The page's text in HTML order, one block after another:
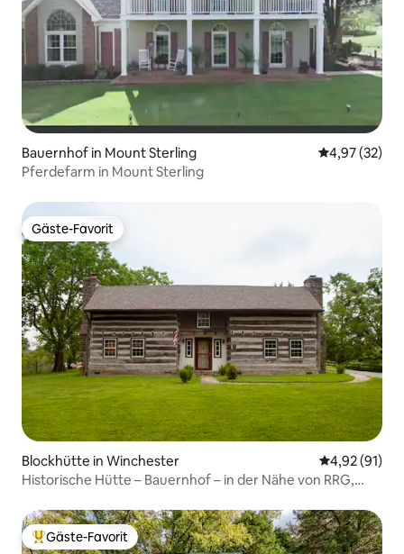
Bauernhof in Mount Sterling
4,97 (32)
Pferdefarm in Mount Sterling
Gäste-Favorit
Gäste-Favorit
Blockhütte in Winchester
4,92 (91)
Historische Hütte – Bauernhof – in der Nähe von RRG,
Beliebter Gäste-Favorit.
Gäste-Favorit